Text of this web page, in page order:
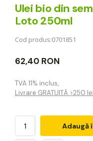
Ulei bio din
Loto 250ml
Cod produs:0701851
62,40 RON
TVA 11% inclus,
Livrare GRATUITĂ >250 lei
Adaugă